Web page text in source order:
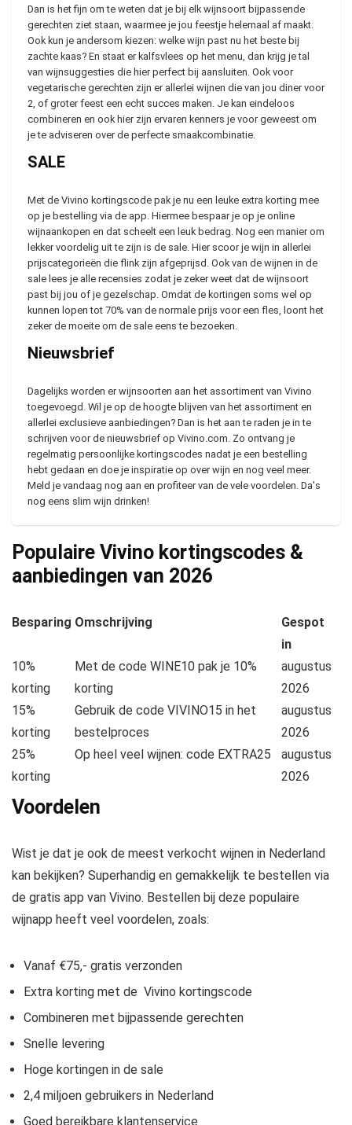
Dan is het fijn om te weten dat je bij elk wijnsoort bijpassende
gerechten ziet staan, waarmee je jou feestje helemaal af maakt.
Ook kun je andersom kiezen: welke wijn past nu het beste bij
zachte kaas? En staat er kalfsvlees op het menu, dan krijg je tal
van wijnsuggesties die hier perfect bij aansluiten. Ook voor
vegetarische gerechten zijn er allerlei wijnen die van jou diner voor
2, of groter feest een echt succes maken. Je kan eindeloos
combineren en ook hier zijn ervaren kenners je voor geweest om
je te adviseren over de perfecte smaakcombinatie.
SALE
Met de Vivino kortingscode pak je nu een leuke extra korting mee
op je bestelling via de app. Hiermee bespaar je op je online
wijnaankopen en dat scheelt een leuk bedrag. Nog een manier om
lekker voordelig uit te zijn is de sale. Hier scoor je wijn in allerlei
prijscategorieën die flink zijn afgeprijsd. Ook van de wijnen in de
sale lees je alle recensies zodat je zeker weet dat de wijnsoort
past bij jou of je gezelschap. Omdat de kortingen soms wel op
kunnen lopen tot 70% van de normale prijs voor een fles, loont het
zeker de moeite om de sale eens te bezoeken.
Nieuwsbrief
Dagelijks worden er wijnsoorten aan het assortiment van Vivino
toegevoegd. Wil je op de hoogte blijven van het assortiment en
allerlei exclusieve aanbiedingen? Dan is het aan te raden je in te
schrijven voor de nieuwsbrief op Vivino.com. Zo ontvang je
regelmatig persoonlijke kortingscodes nadat je een bestelling
hebt gedaan en doe je inspiratie op over wijn en nog veel meer.
Meld je vandaag nog aan en profiteer van de vele voordelen. Da's
nog eens slim wijn drinken!
Populaire Vivino kortingscodes &
aanbiedingen van 2026
Besparing Omschrijving
Gespot
in
10%
korting
Met de code WINE10 pak je 10%
korting
augustus
2026
15%
korting
Gebruik de code VIVINO15 in het
bestelproces
augustus
2026
25%
korting
Op heel veel wijnen: code EXTRA25
augustus
2026
Voordelen
Wist je dat je ook de meest verkocht wijnen in Nederland
kan bekijken? Superhandig en gemakkelijk te bestellen via
de gratis app van Vivino. Bestellen bij deze populaire
wijnapp heeft veel voordelen, zoals:
Vanaf €75,- gratis verzonden
Extra korting met de Vivino kortingscode
Combineren met bijpassende gerechten
Snelle levering
Hoge kortingen in de sale
2,4 miljoen gebruikers in Nederland
Goed bereikbare klantenservice